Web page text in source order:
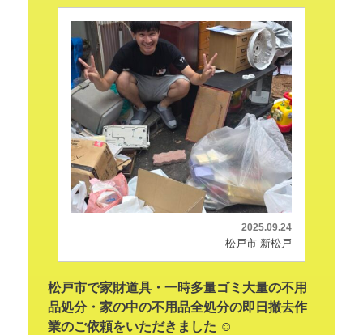
2025.09.24
松戸市 新松戸
松戸市で家財道具・一時多量ゴミ大量の不用
品処分・家の中の不用品全処分の即日撤去作
業のご依頼をいただきました ☺️